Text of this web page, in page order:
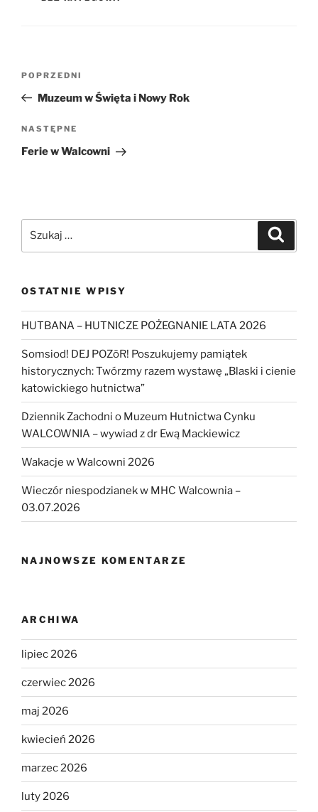
Nawigacja
Poprzedni
wpis
POPRZEDNI
Muzeum w Święta i Nowy Rok
Następny
wpis
NASTĘPNE
Ferie w Walcowni
OSTATNIE WPISY
HUTBANA – HUTNICZE POŻEGNANIE LATA 2026
Somsiod! DEJ POZōR! Poszukujemy pamiątek
historycznych: Twórzmy razem wystawę „Blaski i cienie
katowickiego hutnictwa”
Dziennik Zachodni o Muzeum Hutnictwa Cynku
WALCOWNIA – wywiad z dr Ewą Mackiewicz
Wakacje w Walcowni 2026
Wieczór niespodzianek w MHC Walcownia –
03.07.2026
NAJNOWSZE KOMENTARZE
ARCHIWA
lipiec 2026
czerwiec 2026
maj 2026
kwiecień 2026
marzec 2026
luty 2026